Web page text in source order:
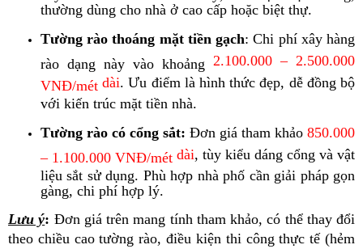
thường dùng cho nhà ở cao cấp hoặc biệt thự.
Tường rào thoáng mặt tiền gạch: Chi phí xây hàng
rào dạng này vào khoảng 2.100.000 – 2.500.000
VNĐ/métdài. Ưu điểm là hình thức đẹp, dễ đồng bộ
với kiến trúc mặt tiền nhà.
Tường rào có cổng sắt: Đơn giá tham khảo 850.000
– 1.100.000 VNĐ/mét dài, tùy kiểu dáng cổng và vật
liệu sắt sử dụng. Phù hợp nhà phố cần giải pháp gọn
gàng, chi phí hợp lý.
Lưu ý: Đơn giá trên mang tính tham khảo, có thể thay đổi
theo chiều cao tường rào, điều kiện thi công thực tế (hẻm